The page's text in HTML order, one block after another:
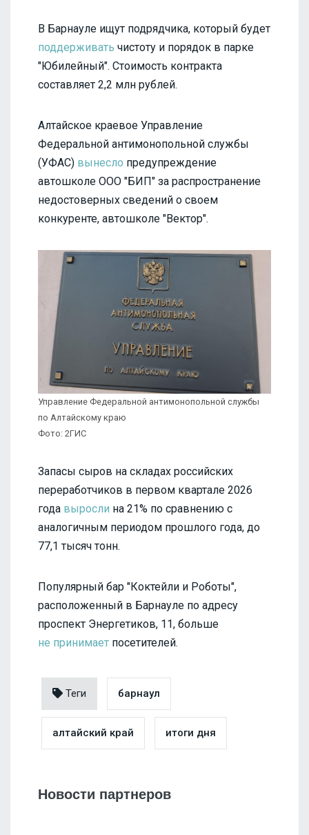
В Барнауле ищут подрядчика, который будет
поддерживать чистоту и порядок в парке
"Юбилейный". Стоимость контракта
составляет 2,2 млн рублей.
Алтайское краевое Управление
Федеральной антимонопольной службы
(УФАС) вынесло предупреждение
автошколе ООО "БИП" за распространение
недостоверных сведений о своем
конкуренте, автошколе "Вектор".
Управление Федеральной антимонопольной службы
по Алтайскому краю
Фото: 2ГИС
Запасы сыров на складах российских
переработчиков в первом квартале 2026
года выросли на 21% по сравнению с
аналогичным периодом прошлого года, до
77,1 тысяч тонн.
Популярный бар "Коктейли и Роботы",
расположенный в Барнауле по адресу
проспект Энергетиков, 11, больше
не принимает посетителей.
Теги барнаул
алтайский край итоги дня
Новости партнеров